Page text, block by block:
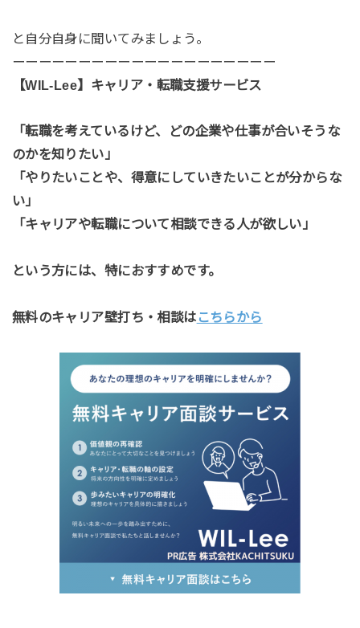
と自分自身に聞いてみましょう。
ーーーーーーーーーーーーーーーーーーーー
【WIL-Lee】キャリア・転職支援サービス
「転職を考えているけど、どの企業や仕事が合いそうな
のかを知りたい」
「やりたいことや、得意にしていきたいことが分からな
い」
「キャリアや転職について相談できる人が欲しい」
という方には、特におすすめです。
無料のキャリア壁打ち・相談は こちらから